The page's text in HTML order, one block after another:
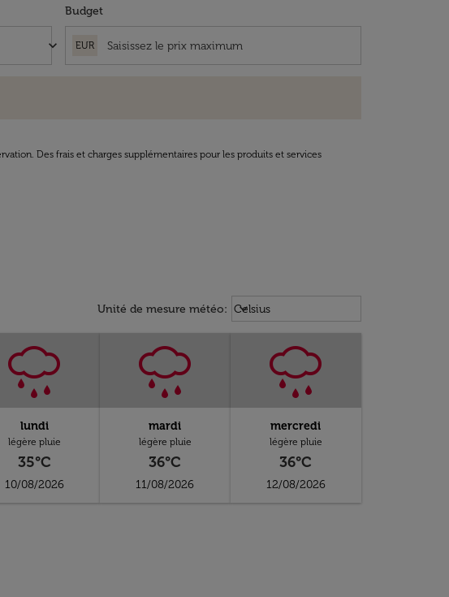
keyboard_arrow_down
Budget
EUR
Des frais et charges supplémentaires pour les produits et services
Unité de mesure météo: Weather unit option Celsius
Celsius
keyboard_arrow_down
lundi
légère pluie
35°C
10/08/2026
mardi
légère pluie
36°C
11/08/2026
mercredi
légère pluie
36°C
12/08/2026